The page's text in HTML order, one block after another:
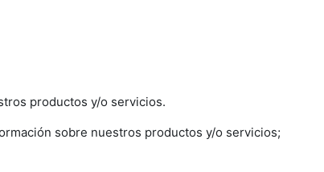
productos y/o servicios.
sobre nuestros productos y/o servicios;